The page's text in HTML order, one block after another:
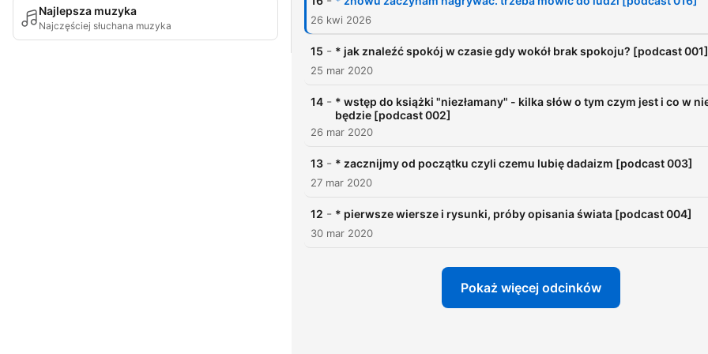
Najlepsza muzyka
Najczęściej słuchana muzyka 26 kwi 2026
15 - * jak znaleźć spokój w czasie gdy wokół brak spokoju? [podcast 001]
25 mar 2020
14 - * wstęp do książki "niezłamany" - kilka słów o tym czym jest i co w
będzie [podcast 002]
26 mar 2020
13 - * zacznijmy od początku czyli czemu lubię dadaizm [podcast 003]
27 mar 2020
12 - * pierwsze wiersze i rysunki, próby opisania świata [podcast 004]
30 mar 2020
Pokaż więcej odcinków